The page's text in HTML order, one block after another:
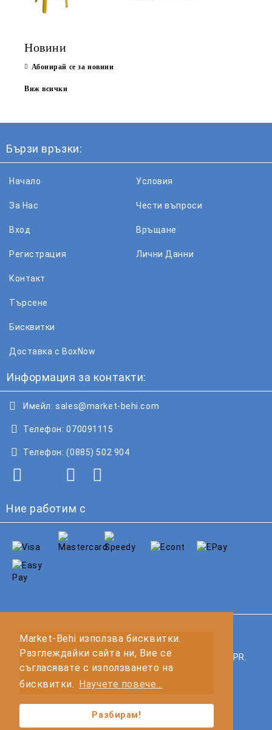
Market-Behi използва бисквитки.
Разглеждайки сайта ни, Вие се
съгласявате с използването на
бисквитки.
Научете повече...
Разбирам!
Новини
Абонирай се за новини
Виж всички
Бързи връзки:
Начало
За Нас
Вход
Регистрация
Условия
Чести въпроси
Връщане
Лични Данни
Контакт
Търсене
Бисквитки
Доставка с BoxNow
Информация за контакти:
Имейл: sales@market-behi.com
Телефон: 070091115
Телефон: (0885) 502 904
Ние работим с
Нашият онлайн магазин е 100% съобразен с GDPR.
Моите лични данни